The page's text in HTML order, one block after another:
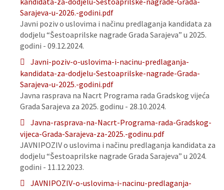
Sarajeva-u-2026.-godini.pdf
Javni poziv o uslovima i načinu predlaganja kandidata za
dodjelu “Šestoaprilske nagrade Grada Sarajeva” u 2025.
godini - 09.12.2024.
Javni-poziv-o-uslovima-i-nacinu-predlaganja-
kandidata-za-dodjelu-Sestoaprilske-nagrade-Grada-
Sarajeva-u-2025.-godini.pdf
Javna rasprava na Nacrt Programa rada Gradskog vijeća
Grada Sarajeva za 2025. godinu - 28.10.2024.
Javna-rasprava-na-Nacrt-Programa-rada-Gradskog-
vijeca-Grada-Sarajeva-za-2025.-godinu.pdf
JAVNIPOZIV o uslovima i načinu predlaganja kandidata za
dodjelu “Šestoaprilske nagrade Grada Sarajeva” u 2024.
godini - 11.12.2023.
JAVNIPOZIV-o-uslovima-i-nacinu-predlaganja-